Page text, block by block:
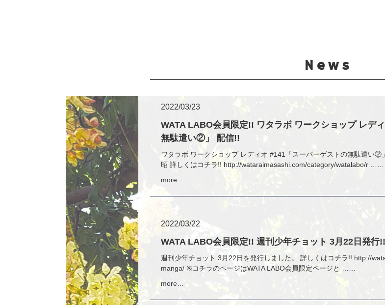
News
2022/03/23
WATA LABO会員限定!! ワタラボ ワークショップ レデ
無駄遣い②」 配信!!
ワタラボ ワークショップ レディオ #141「スーパーゲストの無駄遣い②
昭 詳しくはコチラ!! http://wataraimasashi.com/category/watalabo/r ……
more…
2022/03/22
WATA LABO会員限定!! 週刊少年チョット 3月22日発行!!
週刊少年チョット 3月22日を発行しました。 詳しくはコチラ!! http://
manga/ ※コチラのページはWATA LABO会員限定ページと ……
more…